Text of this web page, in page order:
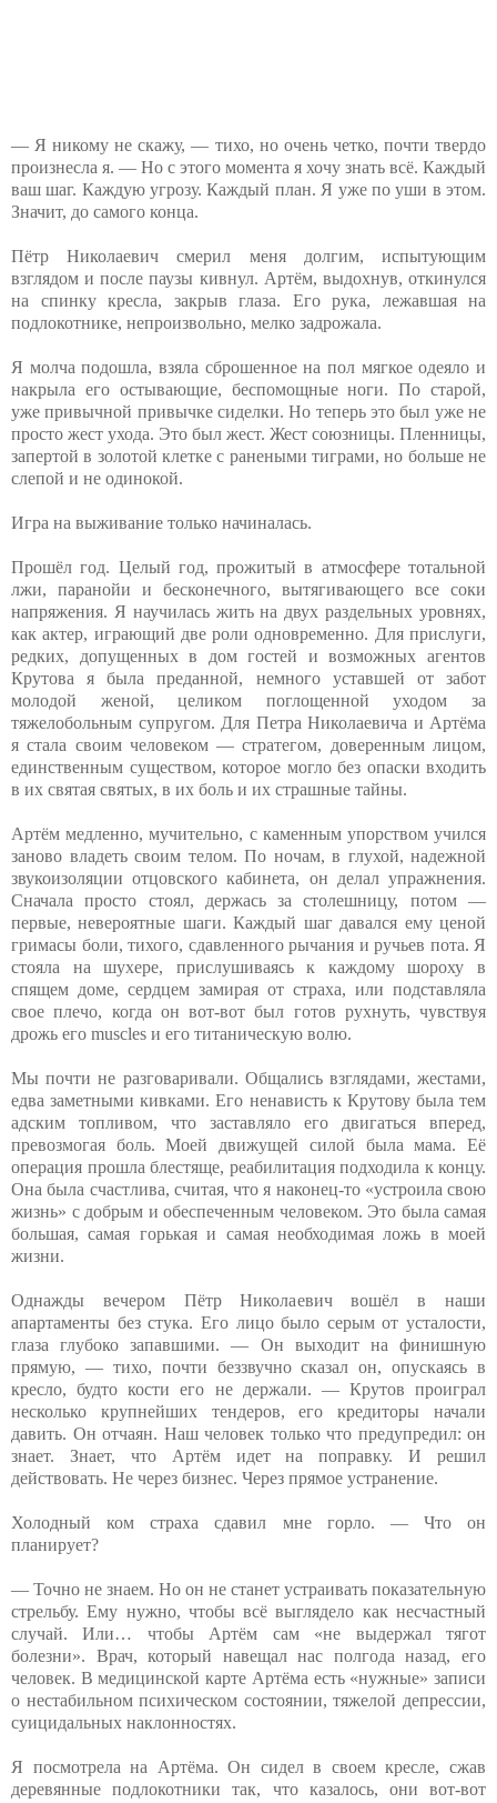
— Я никому не скажу, — тихо, но очень четко, почти твердо
произнесла я. — Но с этого момента я хочу знать всё. Каждый
ваш шаг. Каждую угрозу. Каждый план. Я уже по уши в этом.
Значит, до самого конца.
Пётр Николаевич смерил меня долгим, испытующим
взглядом и после паузы кивнул. Артём, выдохнув, откинулся
на спинку кресла, закрыв глаза. Его рука, лежавшая на
подлокотнике, непроизвольно, мелко задрожала.
Я молча подошла, взяла сброшенное на пол мягкое одеяло и
накрыла его остывающие, беспомощные ноги. По старой,
уже привычной привычке сиделки. Но теперь это был уже не
просто жест ухода. Это был жест. Жест союзницы. Пленницы,
запертой в золотой клетке с ранеными тиграми, но больше не
слепой и не одинокой.
Игра на выживание только начиналась.
Прошёл год. Целый год, прожитый в атмосфере тотальной
лжи, паранойи и бесконечного, вытягивающего все соки
напряжения. Я научилась жить на двух раздельных уровнях,
как актер, играющий две роли одновременно. Для прислуги,
редких, допущенных в дом гостей и возможных агентов
Крутова я была преданной, немного уставшей от забот
молодой женой, целиком поглощенной уходом за
тяжелобольным супругом. Для Петра Николаевича и Артёма
я стала своим человеком — стратегом, доверенным лицом,
единственным существом, которое могло без опаски входить
в их святая святых, в их боль и их страшные тайны.
Артём медленно, мучительно, с каменным упорством учился
заново владеть своим телом. По ночам, в глухой, надежной
звукоизоляции отцовского кабинета, он делал упражнения.
Сначала просто стоял, держась за столешницу, потом —
первые, невероятные шаги. Каждый шаг давался ему ценой
гримасы боли, тихого, сдавленного рычания и ручьев пота. Я
стояла на шухере, прислушиваясь к каждому шороху в
спящем доме, сердцем замирая от страха, или подставляла
свое плечо, когда он вот-вот был готов рухнуть, чувствуя
дрожь его muscles и его титаническую волю.
Мы почти не разговаривали. Общались взглядами, жестами,
едва заметными кивками. Его ненависть к Крутову была тем
адским топливом, что заставляло его двигаться вперед,
превозмогая боль. Моей движущей силой была мама. Её
операция прошла блестяще, реабилитация подходила к концу.
Она была счастлива, считая, что я наконец-то «устроила свою
жизнь» с добрым и обеспеченным человеком. Это была самая
большая, самая горькая и самая необходимая ложь в моей
жизни.
Однажды вечером Пётр Николаевич вошёл в наши
апартаменты без стука. Его лицо было серым от усталости,
глаза глубоко запавшими. — Он выходит на финишную
прямую, — тихо, почти беззвучно сказал он, опускаясь в
кресло, будто кости его не держали. — Крутов проиграл
несколько крупнейших тендеров, его кредиторы начали
давить. Он отчаян. Наш человек только что предупредил: он
знает. Знает, что Артём идет на поправку. И решил
действовать. Не через бизнес. Через прямое устранение.
Холодный ком страха сдавил мне горло. — Что он
планирует?
— Точно не знаем. Но он не станет устраивать показательную
стрельбу. Ему нужно, чтобы всё выглядело как несчастный
случай. Или… чтобы Артём сам «не выдержал тягот
болезни». Врач, который навещал нас полгода назад, его
человек. В медицинской карте Артёма есть «нужные» записи
о нестабильном психическом состоянии, тяжелой депрессии,
суицидальных наклонностях.
Я посмотрела на Артёма. Он сидел в своем кресле, сжав
деревянные подлокотники так, что казалось, они вот-вот